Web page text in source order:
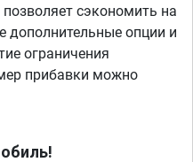
сэкономить на
дополнительные опции и
ограничения
прибавки можно